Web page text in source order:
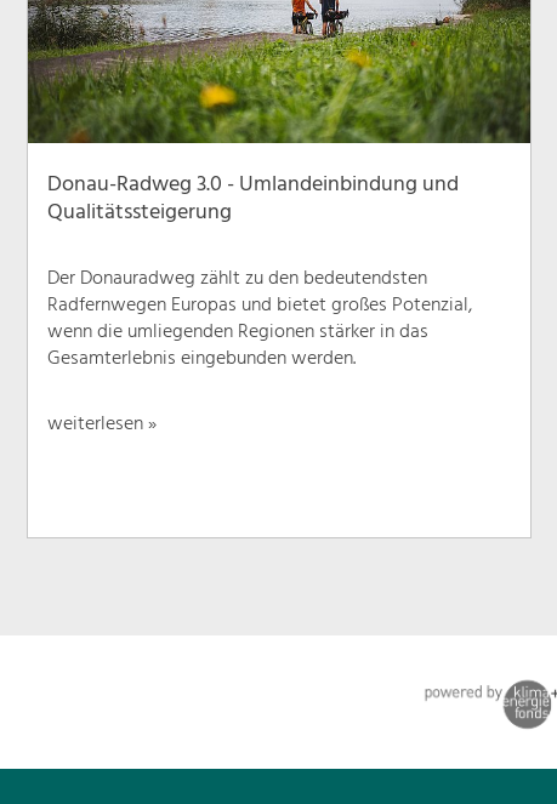
Donau-Radweg 3.0 - Umlandeinbindung und
Qualitätssteigerung
Der Donauradweg zählt zu den bedeutendsten
Radfernwegen Europas und bietet großes Potenzial,
wenn die umliegenden Regionen stärker in das
Gesamterlebnis eingebunden werden.
weiterlesen »